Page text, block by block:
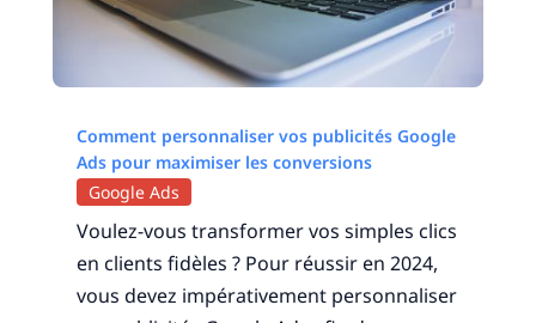
Comment personnaliser vos publicités Google
Ads pour maximiser les conversions
Google Ads
Voulez-vous transformer vos simples clics
en clients fidèles ? Pour réussir en 2024,
vous devez impérativement personnaliser